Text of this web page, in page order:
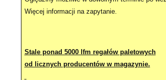
Więcej informacji na zapytanie.
Stale ponad 5000 lfm regałów paletowych
od licznych producentów w magazynie.